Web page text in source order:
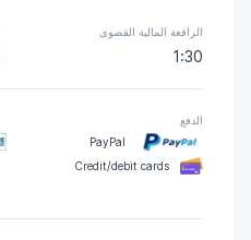
الرافعة المالية القصوى
1:30
الدفع
PayPal
Credit/debit cards